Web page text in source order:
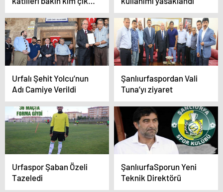
?
Urfalı Şehit Yolcu’nun
Adı Camiye Verildi
Şanlıurfaspordan Vali
Tuna’yı ziyaret
Urfaspor Şaban Özeli
Tazeledi
ŞanlıurfaSporun Yeni
Teknik Direktörü